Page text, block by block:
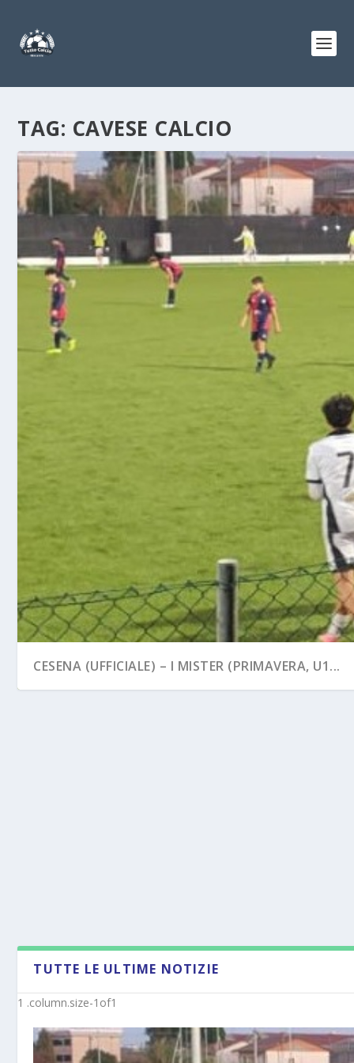
TAG: CAVESE CALCIO
CESENA (UFFICIALE) – I MISTER (PRIMAVERA, U1...
TUTTE LE ULTIME NOTIZIE